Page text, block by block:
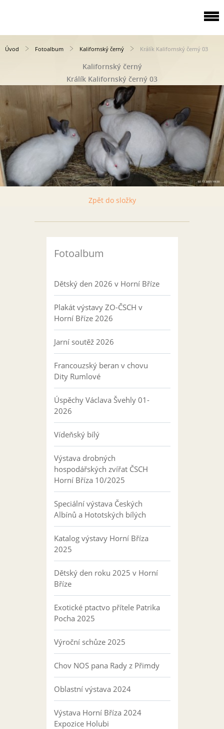
Úvod Fotoalbum Kalifornský černý Králík Kalifornský černý 03
Kalifornský černý
Králík Kalifornský černý 03
Zpět do složky
Fotoalbum
Dětský den 2026 v Horní Bříze
Plakát výstavy ZO-ČSCH v
Horní Bříze 2026
Jarní soutěž 2026
Francouzský beran v chovu
Dity Rumlové
Úspěchy Václava Švehly 01-
2026
Vídeňský bílý
Výstava drobných
hospodářských zvířat ČSCH
Horní Bříza 10/2025
Speciální výstava Českých
Albínů a Hototských bílých
Katalog výstavy Horní Bříza
2025
Dětský den roku 2025 v Horní
Bříze
Exotické ptactvo přítele Patrika
Pocha 2025
Výroční schůze 2025
Chov NOS pana Rady z Přimdy
Oblastní výstava 2024
Výstava Horní Bříza 2024
Expozice Holubi